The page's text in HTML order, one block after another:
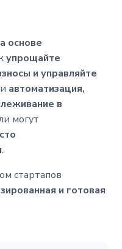
основе
упрощайте
и управляйте
автоматизация,
в
могут
.
стартапов
и готовая